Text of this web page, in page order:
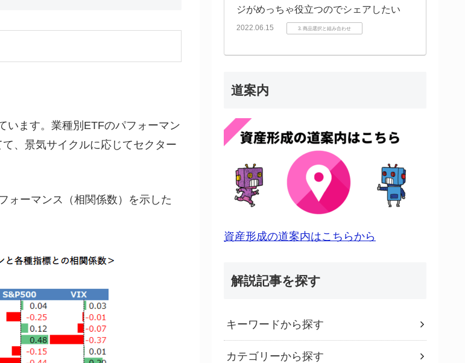
います。業種別ETFのパフォーマン
、景気サイクルに応じてセクター
ォーマンス（相関係数）を示した
ジがめっちゃ役立つのでシェアしたい
2022.06.15 3. 商品選択と組み合わせ
道案内
資産形成の道案内はこちらから
解説記事を探す
キーワードから探す
カテゴリーから探す